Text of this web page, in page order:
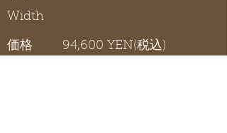
Width
価格 94,600 YEN(税込)